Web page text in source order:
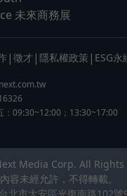
未來商務展
| 徵才 | 隱私權政策 | ESG
：09:30~12:00；13:30~17:00
Media Corp. All Rights
內容未經允許，不得轉載。